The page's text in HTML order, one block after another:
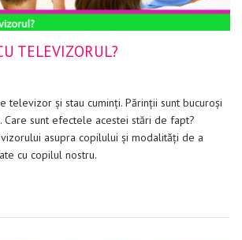
educaționale
TELEVIZORUL?
televizor şi stau cuminţi. Părinţii sunt bucuroşi
Care sunt efectele acestei stări de fapt?
asupra copilului şi modalităţi de a
cu copilul nostru.